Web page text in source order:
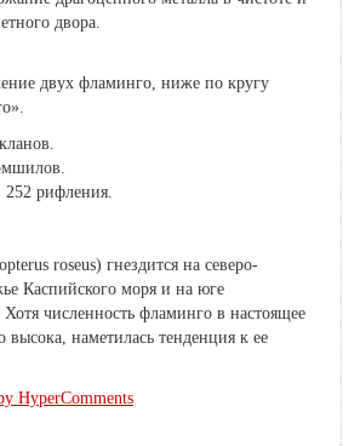
двора.
двух фламинго, ниже по кругу
рифления.
roseus) гнездится на северо-
Каспийского моря и на юге
Хотя численность фламинго в настоящее
высока, наметилась тенденция к ее
HyperComments